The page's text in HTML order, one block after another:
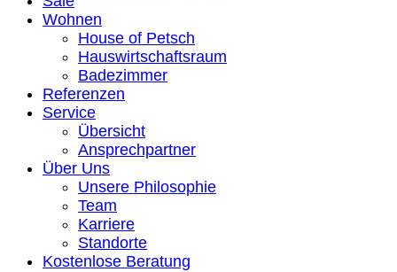
Wohnen
House of Petsch
Hauswirtschaftsraum
Badezimmer
Referenzen
Service
Übersicht
Ansprechpartner
Über Uns
Unsere Philosophie
Team
Karriere
Standorte
Kostenlose Beratung